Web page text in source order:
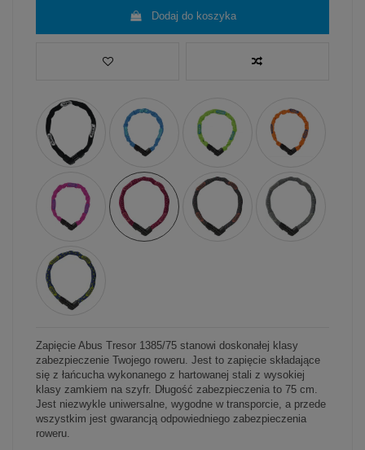
Dodaj do koszyka
Zapięcie Abus Tresor 1385/75 stanowi doskonałej klasy
zabezpieczenie Twojego roweru. Jest to zapięcie składające
się z łańcucha wykonanego z hartowanej stali z wysokiej
klasy zamkiem na szyfr. Długość zabezpieczenia to 75 cm.
Jest niezwykle uniwersalne, wygodne w transporcie, a przede
wszystkim jest gwarancją odpowiedniego zabezpieczenia
roweru.